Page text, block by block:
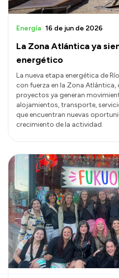
La Zona Atlántica ya
energético
Energía 16 de jun de 2026
La nueva etapa energética de
con fuerza en la Zona Atlántica,
proyectos ya generan
alojamientos, transporte,
que encuentran nuevas
crecimiento de la actividad.